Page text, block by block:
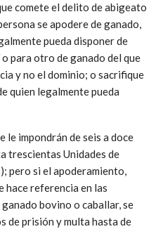
comete el delito de abigeato
se apodere de ganado,
pueda disponer de
para otro de ganado del que
y no el dominio; o sacrifique
quien legalmente pueda
le impondrán de seis a doce
trescientas Unidades de
pero si el apoderamiento,
hace referencia en las
bovino o caballar, se
de prisión y multa hasta de